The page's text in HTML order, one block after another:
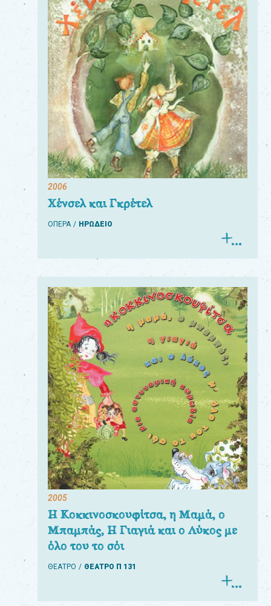
2006
Χένσελ και Γκρέτελ
ΟΠΕΡΑ ΗΡΩΔΕΙΟ
2005
Η Κοκκινοσκουφίτσα, η Μαμά, ο
Μπαμπάς, Η Γιαγιά και ο Λύκος με
όλο του το σόι
ΘΕΑΤΡΟ ΘΕΑΤΡΟ Π 131